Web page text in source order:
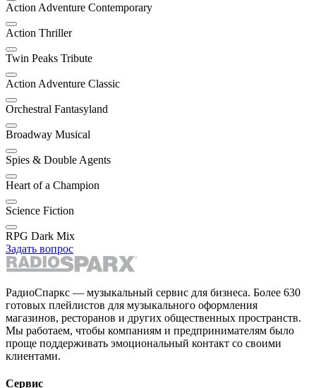
Action Adventure Contemporary
Action Thriller
Twin Peaks Tribute
Action Adventure Classic
Orchestral Fantasyland
Broadway Musical
Spies & Double Agents
Heart of a Champion
Science Fiction
RPG Dark Mix
Задать вопрос
РадиоСпаркс — музыкальный сервис для бизнеса. Более 630
готовых плейлистов для музыкального оформления
магазинов, ресторанов и других общественных пространств.
Мы работаем, чтобы компаниям и предпринимателям было
проще поддерживать эмоциональный контакт со своими
клиентами.
Сервис